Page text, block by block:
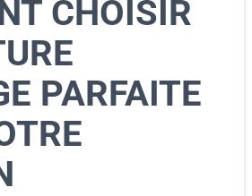
CHOISIR
PARFAITE